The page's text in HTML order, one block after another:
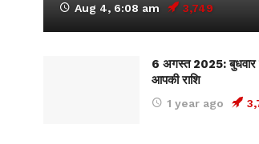
Aug 4, 6:08 am 3,749
6 अगस्त 2025: बुधवार
आपकी राशि
1 year ago